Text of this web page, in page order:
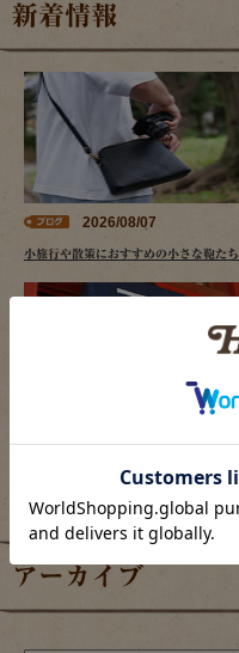
新着情報
2026/08/07
小旅行や散策におすすめの小さな鞄たち
アーカイブ